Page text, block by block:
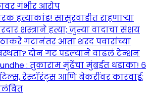
गंभीर आरोप
हत्याकांड! सासुरवाडीत राहणाऱ्या
शस्त्राने हत्या; जुन्या वादाचा संशय
ठाकरे गटानंतर आता शरद पवारांच्या
दोन गट पडल्याने वाढलं टेन्शन
: तुकाराम मुंढेंचा मुंबईत धडाका! ६
रेस्टॉरंट्स आणि बेकरींवर कारवाई;